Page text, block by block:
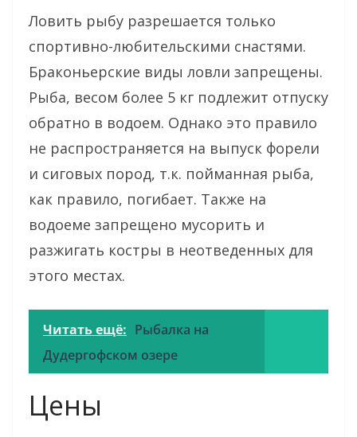
Ловить рыбу разрешается только
спортивно-любительскими снастями.
Браконьерские виды ловли запрещены.
Рыба, весом более 5 кг подлежит отпуску
обратно в водоем. Однако это правило
не распространяется на выпуск форели
и сиговых пород, т.к. пойманная рыба,
как правило, погибает. Также на
водоеме запрещено мусорить и
разжигать костры в неотведенных для
этого местах.
Читать ещё: Рыбалка на
Дудергофском озере
Цены